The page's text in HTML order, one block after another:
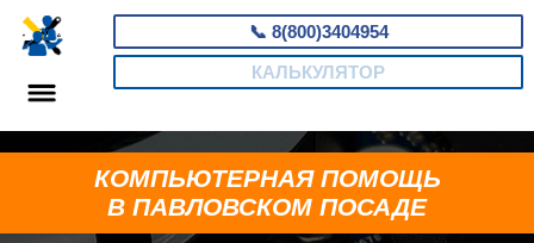
📞 8(800)3404954
КАЛЬКУЛЯТОР
КОМПЬЮТЕРНАЯ ПОМОЩЬ
В ПАВЛОВСКОМ ПОСАДЕ